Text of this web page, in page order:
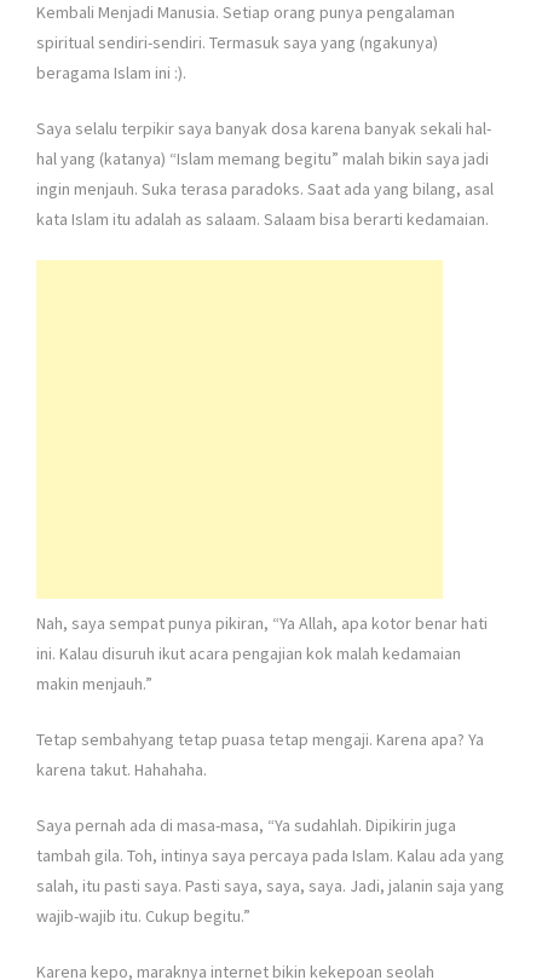
Kembali Menjadi Manusia. Setiap orang punya pengalaman
spiritual sendiri-sendiri. Termasuk saya yang (ngakunya)
beragama Islam ini :).
Saya selalu terpikir saya banyak dosa karena banyak sekali hal-
hal yang (katanya) “Islam memang begitu” malah bikin saya jadi
ingin menjauh. Suka terasa paradoks. Saat ada yang bilang, asal
kata Islam itu adalah as salaam. Salaam bisa berarti kedamaian.
Nah, saya sempat punya pikiran, “Ya Allah, apa kotor benar hati
ini. Kalau disuruh ikut acara pengajian kok malah kedamaian
makin menjauh.”
Tetap sembahyang tetap puasa tetap mengaji. Karena apa? Ya
karena takut. Hahahaha.
Saya pernah ada di masa-masa, “Ya sudahlah. Dipikirin juga
tambah gila. Toh, intinya saya percaya pada Islam. Kalau ada yang
salah, itu pasti saya. Pasti saya, saya, saya. Jadi, jalanin saja yang
wajib-wajib itu. Cukup begitu.”
Karena kepo, maraknya internet bikin kekepoan seolah